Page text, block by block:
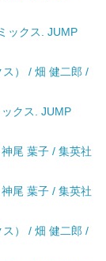
ックス. JUMP
） / 畑 健二郎 /
クス. JUMP
尾 葉子 / 集英社
尾 葉子 / 集英社
） / 畑 健二郎 /